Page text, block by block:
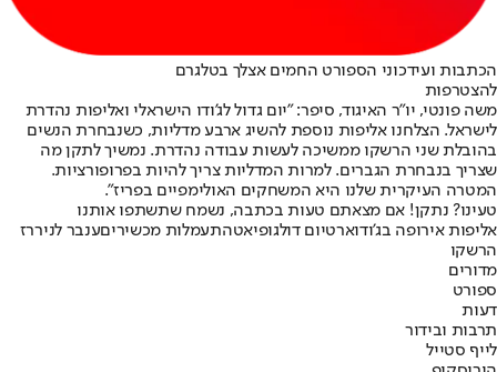
הכתבות ועידכוני הספורט החמים אצלך בטלגרם
להצטרפות
משה פונטי, יו"ר האיגוד, סיפר: "יום גדול לג'ודו הישראלי ואליפות נהדרת
לישראל. הצלחנו אליפות נוספת להשיג ארבע מדליות, כשנבחרת הנשים
בהובלת שני הרשקו ממשיכה לעשות עבודה נהדרת. נמשיך לתקן מה
שצריך בנבחרת הגברים. למרות המדליות צריך להיות בפרופורציות.
המטרה העיקרית שלנו היא המשחקים האולימפיים בפריז".
טעינו? נתקן! אם מצאתם טעות בכתבה, נשמח שתשתפו אותנו
אליפות אירופה בג'ודוארטיום דולגופיאטהתעמלות מכשיריםענבר לניררז
הרשקו
מדורים
ספורט
דעות
תרבות ובידור
לייף סטייל